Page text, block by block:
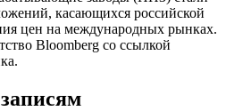
касающихся российской
цен на международных рынках.
Bloomberg со ссылкой